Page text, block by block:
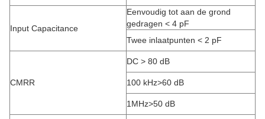
Input Capacitance
Eenvoudig tot aan de grond
gedragen < 4 pF
Twee inlaatpunten < 2 pF
CMRR
DC > 80 dB
100 kHz>60 dB
1MHz>50 dB